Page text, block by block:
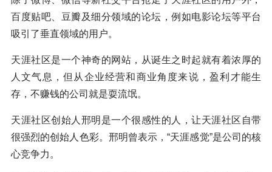
百度贴吧、豆瓣及细分领域的论坛，例如电影论坛等平台
吸引了垂直领域的用户。
天涯社区是一个神奇的网站，从诞生之时起就有着浓厚的
人文气息，但从企业经营和商业角度来说，盈利才能生
存，不赚钱的公司就是耍流氓。
天涯社区创始人邢明是一个很感性的人，让天涯社区自带
很强烈的创始人色彩。邢明曾表示，“天涯感觉”是公司的核
心竞争力。